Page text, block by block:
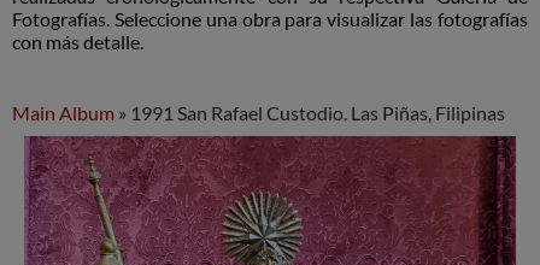
Fotografías. Seleccione una obra para visualizar las fotografías
con más detalle.
Main Album » 1991 San Rafael Custodio. Las Piñas, Filipinas